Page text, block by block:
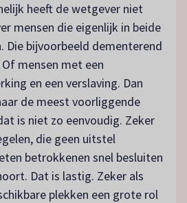
heeft de wetgever niet
mensen die eigenlijk in beide
Die bijvoorbeeld dementerend
mensen met een
en een verslaving. Dan
de meest voorliggende
is niet zo eenvoudig. Zeker
die geen uitstel
betrokkenen snel besluiten
Dat is lastig. Zeker als
plekken een grote rol